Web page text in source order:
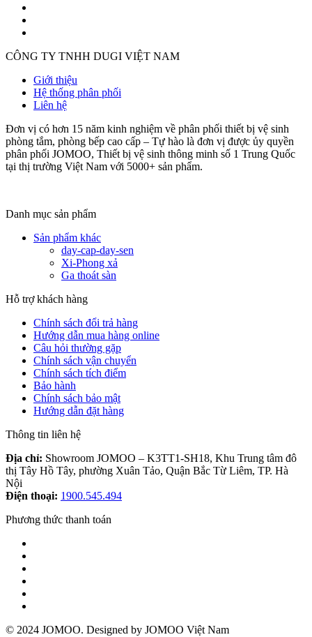
CÔNG TY TNHH DUGI VIỆT NAM
Giới thiệu
Hệ thống phân phối
Liên hệ
Đơn vị có hơn 15 năm kinh nghiệm về phân phối thiết bị vệ sinh
phòng tắm, phòng bếp cao cấp – Tự hào là đơn vị được ủy quyền
phân phối JOMOO, Thiết bị vệ sinh thông minh số 1 Trung Quốc
tại thị trường Việt Nam với 5000+ sản phẩm.
Danh mục sản phẩm
Sản phẩm khác
day-cap-day-sen
Xi-Phong xả
Ga thoát sàn
Hỗ trợ khách hàng
Chính sách đổi trả hàng
Hướng dẫn mua hàng online
Câu hỏi thường gặp
Chính sách vận chuyển
Chính sách tích điểm
Bảo hành
Chính sách bảo mật
Hướng dẫn đặt hàng
Thông tin liên hệ
Địa chỉ: Showroom JOMOO – K3TT1-SH18, Khu Trung tâm đô
thị Tây Hồ Tây, phường Xuân Tảo, Quận Bắc Từ Liêm, TP. Hà
Nội
Điện thoại: 1900.545.494
Phương thức thanh toán
© 2024 JOMOO. Designed by JOMOO Việt Nam